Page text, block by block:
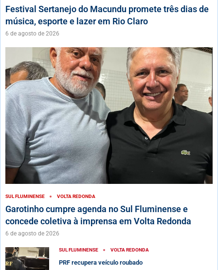
Festival Sertanejo do Macundu promete três dias de
música, esporte e lazer em Rio Claro
6 de agosto de 2026
SUL FLUMINENSE VOLTA REDONDA
Garotinho cumpre agenda no Sul Fluminense e
concede coletiva à imprensa em Volta Redonda
6 de agosto de 2026
SUL FLUMINENSE VOLTA REDONDA
PRF recupera veículo roubado